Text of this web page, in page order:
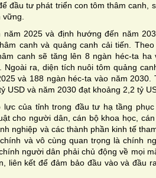
đầu tư phát triển con tôm thâm canh,
vững.
2025 và định hướng đến năm
canh và quảng canh cải tiến.
canh sẽ tăng lên 8 ngàn héc-ta ha
ra, diện tích nuôi tôm quảng
và 188 ngàn héc-ta vào năm 2030.
USD và năm 2030 đạt khoảng 2,2 tỷ
của tỉnh trong đầu tư hạ tầng
cho người dân, cán bộ khoa học,
nghiệp và các thành phần kinh tế
và vô cùng quan trọng là chính
người dân phải chủ động về mọi
liên kết để đảm bảo đầu vào và đầu